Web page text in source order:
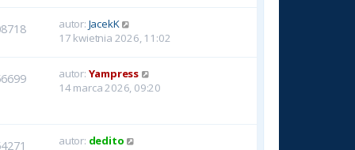
autor: JacekK
17 kwietnia 2026, 11:02
autor: Yampress
14 marca 2026, 09:20
autor: dedito